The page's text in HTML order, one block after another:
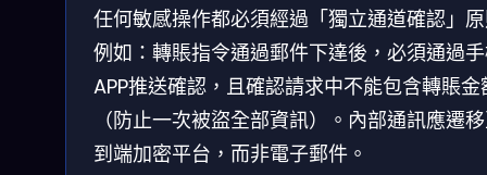
任何敏感操作都必須經過「獨立通道確認」
例如：轉賬指令通過郵件下達後，必須通過
APP推送確認，且確認請求中不能包含轉賬金
（防止一次被盜全部資訊）。內部通訊應遷
到端加密平台，而非電子郵件。